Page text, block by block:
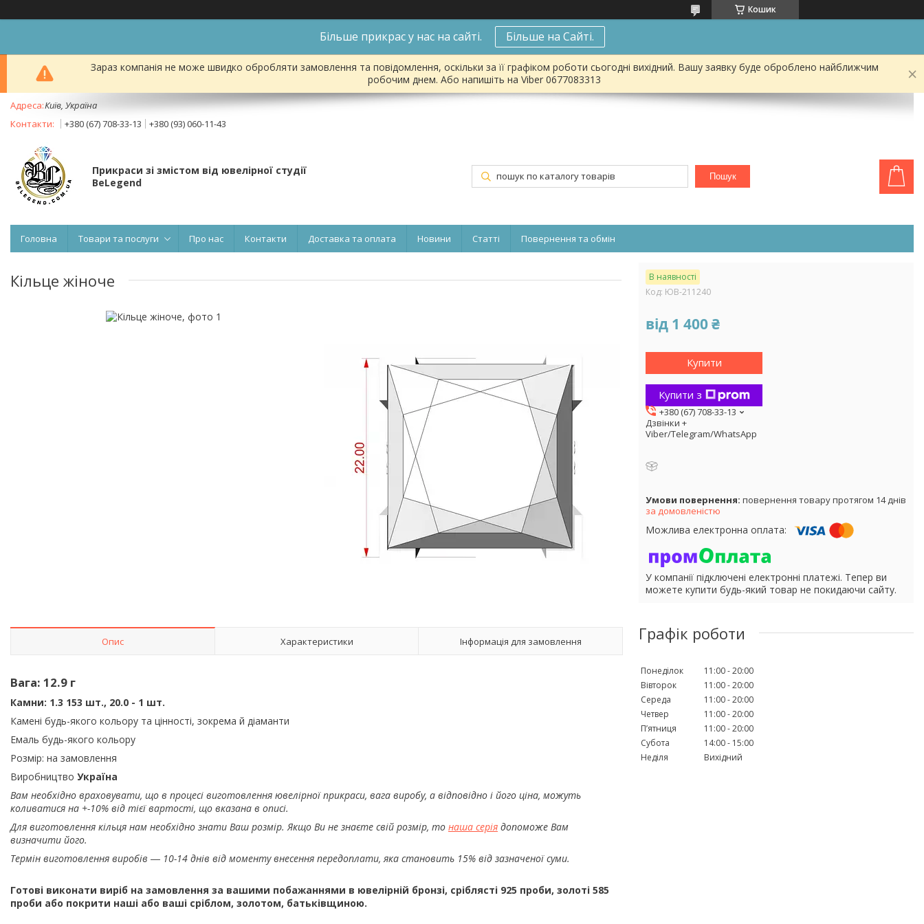
Кошик
Більше прикрас у нас на сайті. Більше на Сайті.
Зараз компанія не може швидко обробляти замовлення та повідомлення, оскільки за її графіком роботи сьогодні вихідний. Вашу заявку буде оброблено найближчим
робочим днем. Або напишіть на Viber 0677083313
Київ, Україна
+380 (67) 708-33-13
+380 (93) 060-11-43
Прикраси зі змістом від ювелірної студії
BeLegend
Пошук
Головна Товари та послуги Про нас Контакти Доставка та оплата Новини Статті Повернення та обмін
Кільце жіноче
Опис Характеристики Інформація для замовлення
Вага: 12.9 г
Камни: 1.3 153 шт., 20.0 - 1 шт.
Камені будь-якого кольору та цінності, зокрема й діаманти
Емаль будь-якого кольору
Розмір: на замовлення
Виробництво Україна
Вам необхідно враховувати, що в процесі виготовлення ювелірної прикраси, вага виробу, а відповідно і його ціна, можуть
коливатися на +-10% від тієї вартості, що вказана в описі.
Для виготовлення кільця нам необхідно знати Ваш розмір. Якщо Ви не знаєте свій розмір, то наша серія допоможе Вам
визначити його.
Термін виготовлення виробів ― 10-14 днів від моменту внесення передоплати, яка становить 15% від зазначеної суми.
Готові виконати виріб на замовлення за вашими побажаннями в ювелірній бронзі, сріблясті 925 проби, золоті 585
проби або покрити наші або ваші сріблом, золотом, батьківщиною.
В наявності
Код: ЮВ-211240
від 1 400 ₴
Купити
Купити з
+380 (67) 708-33-13
Дзвінки +
Viber/Telegram/WhatsApp
повернення товару протягом 14 днів
за домовленістю
У компанії підключені електронні платежі. Тепер ви
можете купити будь-який товар не покидаючи сайту.
Графік роботи
Понеділок 11:00 20:00
Вівторок
11:00 20:00
Середа
11:00 20:00
Четвер
11:00 20:00
Пʼятниця
11:00 20:00
Субота
14:00
15:00
Неділя
Вихідний